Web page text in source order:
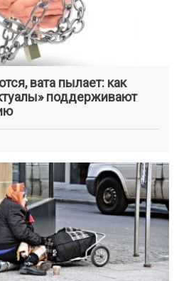
вата пылает: как
поддерживают